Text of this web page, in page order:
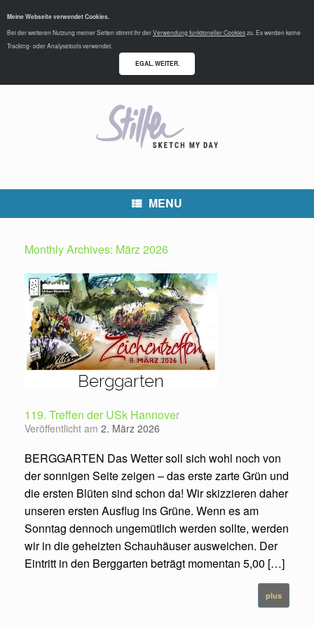
MENU
Monthly Archives: März 2026
119. Treffen der USk Hannover
Veröffentlicht am 2. März 2026
BERGGARTEN Das Wetter soll sich wohl noch von
der sonnigen Seite zeigen – das erste zarte Grün und
die ersten Blüten sind schon da! Wir skizzieren daher
unseren ersten Ausflug ins Grüne. Wenn es am
Sonntag dennoch ungemütlich werden sollte, werden
wir in die geheizten Schauhäuser ausweichen. Der
Eintritt in den Berggarten beträgt momentan 5,00 […]
plus
Meine Webseite verwendet Cookies.
Bei der weiteren Nutzung meiner Seiten stimmt ihr derVerwendung funktioneller Cookieszu. Es werden keine
Tracking- oder Analysetools verwendet.
EGAL. WEITER.